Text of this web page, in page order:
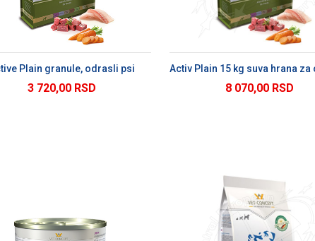
Plain granule, odrasli psi
3 720,00 RSD
DODAJ U KORPU
8 070,00 RSD
DODAJ U KORPU